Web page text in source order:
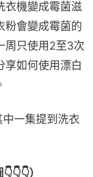
衣機變成霉菌滋
粉會變成霉菌的
周只使用2至3次
享如何使用漂白
一集提到洗衣
）